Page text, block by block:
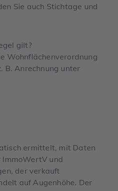
Sie auch Stichtage und
gilt?
Wohnflächenverordnung
B. Anrechnung unter
ermittelt, mit Daten
ImmoWertV und
der verkauft
auf Augenhöhe. Der